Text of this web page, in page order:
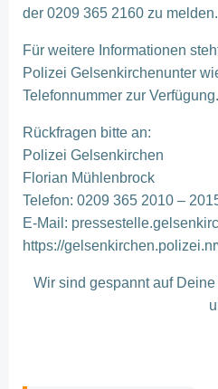
der 0209 365 2160 zu melden.
Für weitere Informationen
Polizei Gelsenkirchenunter
Telefonnummer zur Verfügung.
Rückfragen bitte an:
Polizei Gelsenkirchen
Florian Mühlenbrock
Telefon: 0209 365 2010 –
E-Mail:
https://
Wir sind gespannt auf